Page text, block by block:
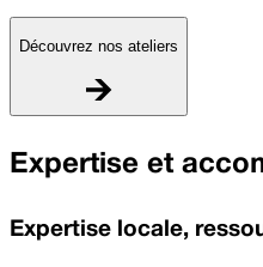
Découvrez nos ateliers
Expertise et
Expertise locale,